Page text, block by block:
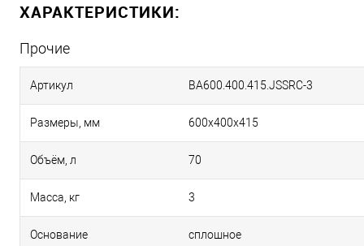
ХАРАКТЕРИСТИКИ:
Прочие
Артикул BA600.400.415.JSSRC-3
Размеры, мм 600х400х415
Объём, л 70
Масса, кг 3
Основание сплошное